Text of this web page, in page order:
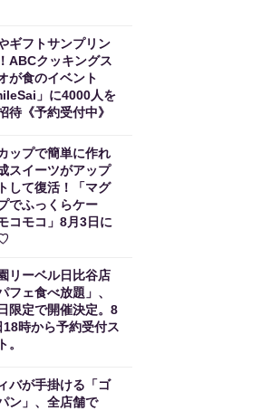
ギフトサンプリン
ABCクッキングス
が食のイベント
」に4000人を
待《予約受付中》
ップで簡単に作れ
スイーツがアップ
して復活！「マグ
でふっくらケー
コモコ」8月3日に
リーベル日比谷店
フェ食べ放題」、
限定で開催決定。8
18時から予約受付ス
。
バが手掛ける「ゴ
ン」、全店舗で